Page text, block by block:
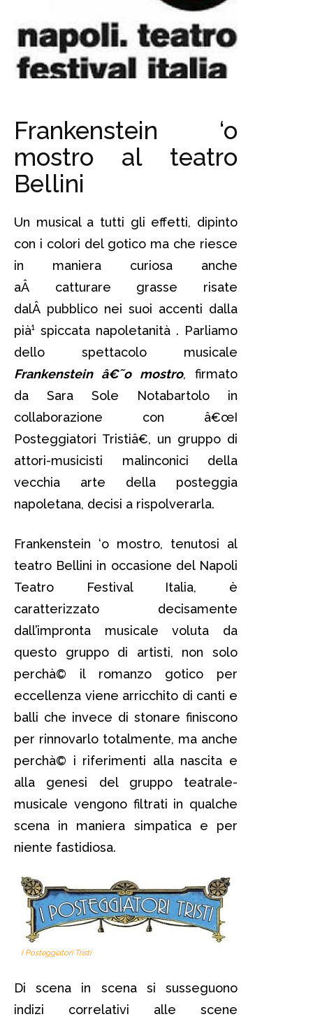
Frankenstein ‘o
mostro al teatro
Bellini
Un musical a tutti gli effetti, dipinto
con i colori del gotico ma che riesce
in maniera curiosa anche
aÂ catturare grasse risate
dalÂ pubblico nei suoi accenti dalla
pià¹ spiccata napoletanità . Parliamo
dello spettacolo musicale
Frankenstein â€˜o mostro, firmato
da Sara Sole Notabartolo in
collaborazione con â€œI
Posteggiatori Tristiâ€, un gruppo di
attori-musicisti malinconici della
vecchia arte della posteggia
napoletana, decisi a rispolverarla.
Frankenstein ‘o mostro, tenutosi al
teatro Bellini in occasione del Napoli
Teatro Festival Italia, è
caratterizzato decisamente
dall’impronta musicale voluta da
questo gruppo di artisti, non solo
perchà© il romanzo gotico per
eccellenza viene arricchito di canti e
balli che invece di stonare finiscono
per rinnovarlo totalmente, ma anche
perchà© i riferimenti alla nascita e
alla genesi del gruppo teatrale-
musicale vengono filtrati in qualche
scena in maniera simpatica e per
niente fastidiosa.
I Posteggiatori Tristi
Di scena in scena si susseguono
indizi correlativi alle scene